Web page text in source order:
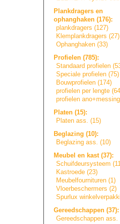
Plankdragers en
ophanghaken (176):
plankdragers (127)
Klemplankdragers (27)
Ophanghaken (33)
Profielen (785):
Standaard profielen
Speciale profielen (75)
Bouwprofielen (174)
profielen per lengte
profielen
Platen (15):
Platen ass. (15)
Beglazing (10):
Beglazing ass. (10)
Meubel en kast (37):
Schuifdeursysteem
Kastroede (23)
Meubelfournituren (1)
Vloerbeschermers (2)
Spurlux
Gereedschappen (37):
Gereedschappen ass.